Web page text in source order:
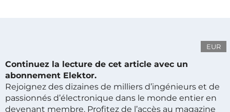
EUR
Continuez la lecture de cet article avec un
abonnement Elektor.
Rejoignez des dizaines de milliers d’ingénieurs et de
passionnés d’électronique dans le monde entier en
devenant membre. Profitez de l’accès au magazine